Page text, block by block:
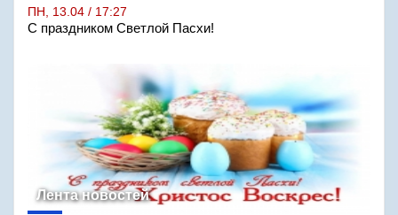
ПН, 13.04 / 17:27
С праздником Светлой Пасхи!
Лента новостей